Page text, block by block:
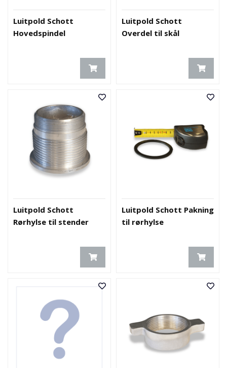
Luitpold Schott
Hovedspindel
Luitpold Schott
Overdel til skål
Luitpold Schott
Rørhylse til stender
Luitpold Schott Pakning
til rørhylse